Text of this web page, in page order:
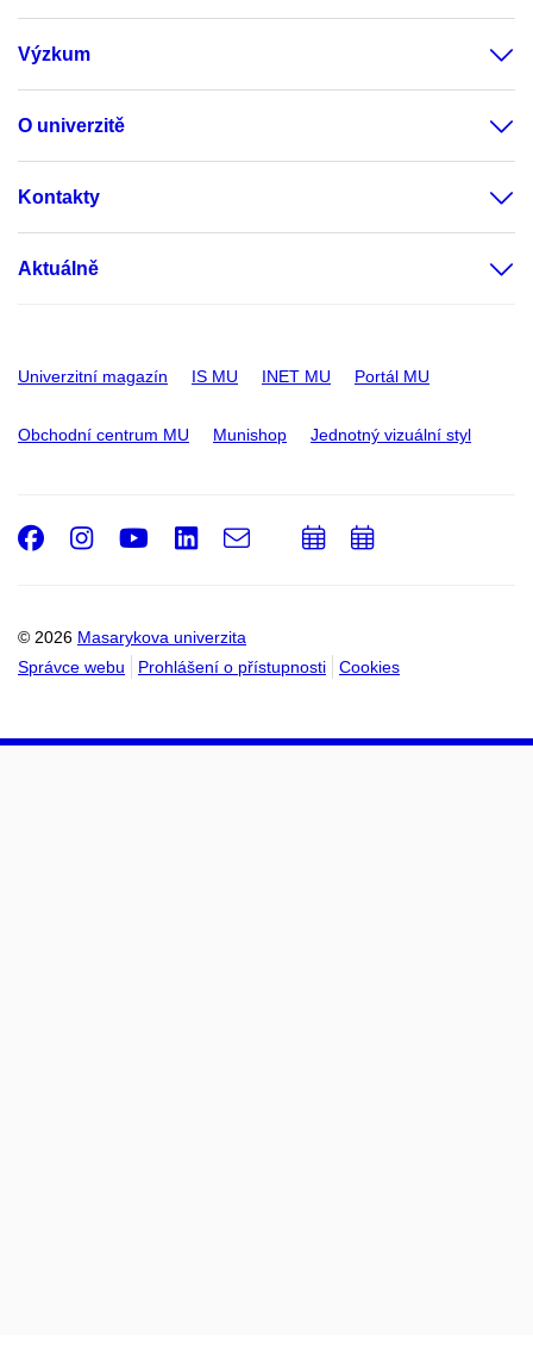
Výzkum
O univerzitě
Kontakty
Aktuálně
Univerzitní magazín IS MU INET MU Portál MU
Obchodní centrum MU Munishop Jednotný vizuální styl
© 2026 Masarykova univerzita
Správce webu
Prohlášení o přístupnosti Cookies
Facebook
Instagram
Youtube
LinkedIn
e-
Email
PřidatPřidat